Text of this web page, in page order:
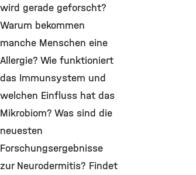
wird gerade geforscht?
Warum bekommen
manche Menschen eine
Allergie? Wie funktioniert
das Immunsystem und
welchen Einfluss hat das
Mikrobiom? Was sind die
neuesten
Forschungsergebnisse
zur Neurodermitis? Findet